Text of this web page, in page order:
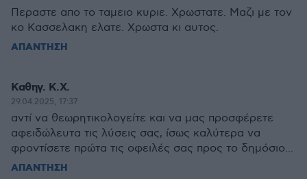
Περαστε απο το ταμειο κυριε. Χρωστατε. Μαζι με τον
κο Κασσελακη ελατε. Χρωστα κι αυτος.
ΑΠΑΝΤΗΣΗ
Καθηγ. Κ.Χ.
29.04.2025, 17:37
αντί να θεωρητικολογείτε και να μας προσφέρετε
αφειδώλευτα τις λύσεις σας, ίσως καλύτερα να
φροντίσετε πρώτα τις οφειλές σας προς το δημόσιο...
ΑΠΑΝΤΗΣΗ